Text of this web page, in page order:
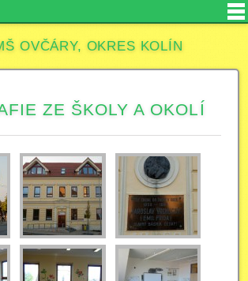
OVČÁRY, OKRES KOLÍN
ZE ŠKOLY A OKOLÍ